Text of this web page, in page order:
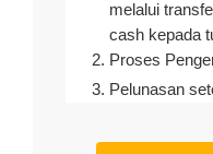
melalui
cash kepada
Proses
Pelunasan